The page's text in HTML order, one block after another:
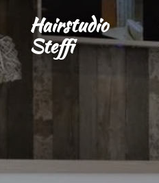
Hairstudio
Steffi